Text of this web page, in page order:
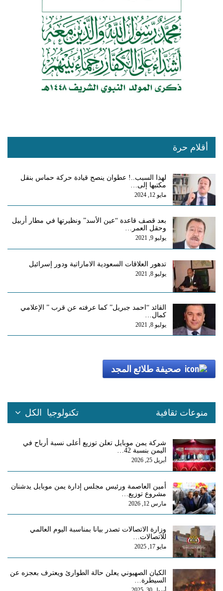
أقلام حرة
لهذا السبب..! عطوان ينصح قيادة حركة حماس بنقل
مكتبها إلى…
مايو 12, 2024
بعد قصف قاعدة “عين الأسد” ونظيرتها في مطار أربيل
وحقل العمر…
يوليو 9, 2021
تدهور العلاقات السعودية الاماراتية ودور إسرائيل
يوليو 8, 2021
القائد “احمد جبريل” كما عرفته عن قرب ” الإعلامي
كمال…
يوليو 8, 2021
صحيفة طلائع المجد
الكل منوعات ثقافية تكنولوجيا
شركة يمن موبايل تعلن توزيع أعلى نسبة أرباح في
اليمن بنسبة 42…
أبريل 25, 2026
أمين العاصمة ورئيس مجلس إدارة يمن موبايل يدشنان
مشروع توزيع…
مارس 12, 2026
وزارة الاتصالات تصدر بيانا بمناسبة اليوم العالمي
للاتصالات…
مايو 17, 2025
الكيان الصهيوني يعلن حالة الطوارئ ويعترف بعجزه عن
السيطرة…